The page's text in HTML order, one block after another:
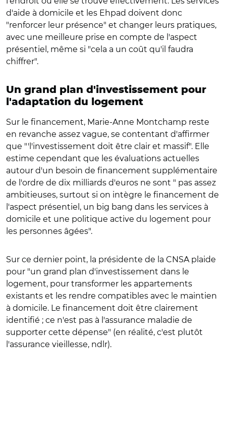
d'aide à domicile et les Ehpad doivent donc
"renforcer leur présence" et changer leurs pratiques,
avec une meilleure prise en compte de l'aspect
présentiel, même si "cela a un coût qu'il faudra
chiffrer".
Un grand plan d'investissement pour
l'adaptation du logement
Sur le financement, Marie-Anne Montchamp reste
en revanche assez vague, se contentant d'affirmer
que "'l'investissement doit être clair et massif". Elle
estime cependant que les évaluations actuelles
autour d'un besoin de financement supplémentaire
de l'ordre de dix milliards d'euros ne sont " pas assez
ambitieuses, surtout si on intègre le financement de
l'aspect présentiel, un big bang dans les services à
domicile et une politique active du logement pour
les personnes âgées".
Sur ce dernier point, la présidente de la CNSA plaide
pour "un grand plan d'investissement dans le
logement, pour transformer les appartements
existants et les rendre compatibles avec le maintien
à domicile. Le financement doit être clairement
identifié ; ce n'est pas à l'assurance maladie de
supporter cette dépense" (en réalité, c'est plutôt
l'assurance vieillesse, ndlr).